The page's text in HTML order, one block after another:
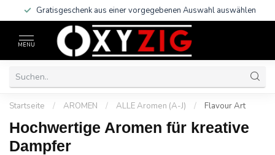
Gratisgeschenk aus einer vorgegebenen Auswahl auswählen
MENU
Startseite / AROMEN / ALLE Aromen (A-J) / Flavour Art
Hochwertige Aromen für kreative
Dampfer